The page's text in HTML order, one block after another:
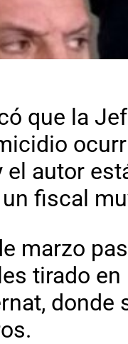
que la
autor
fiscal
marzo
tirado
donde